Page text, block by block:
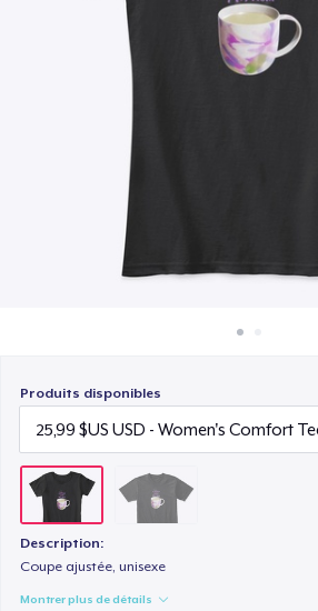
Vendez partout
Produits disponibles
Description:
Coupe ajustée, unisexe
Montrer plus de détails